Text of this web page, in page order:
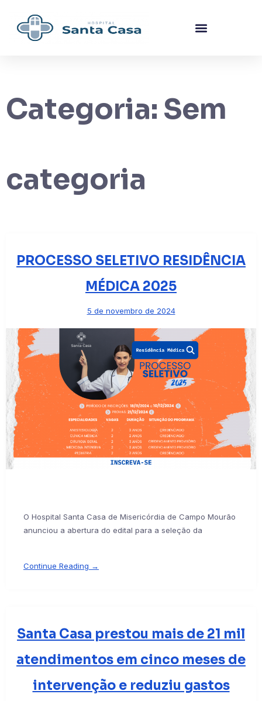
Categoria: Sem
categoria
PROCESSO SELETIVO RESIDÊNCIA
MÉDICA 2025
5 de novembro de 2024
O Hospital Santa Casa de Misericórdia de Campo Mourão
anunciou a abertura do edital para a seleção da
Continue Reading →
Santa Casa prestou mais de 21 mil
atendimentos em cinco meses de
intervenção e reduziu gastos